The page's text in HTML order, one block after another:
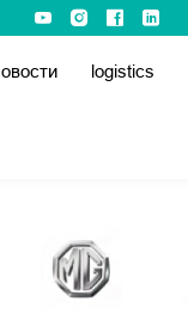
logistics